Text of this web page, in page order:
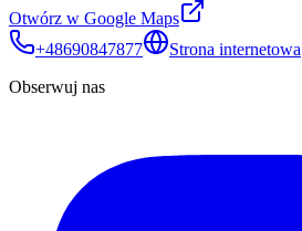
Otwórz w Google Maps
+48690847877
Strona internetowa
Obserwuj nas